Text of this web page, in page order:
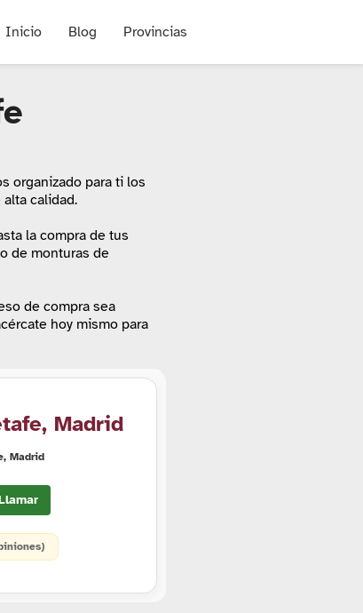
Inicio Blog Provincias
organizado para ti los
calidad.
la compra de tus
de monturas de
de compra sea
hoy mismo para
Madrid
Madrid